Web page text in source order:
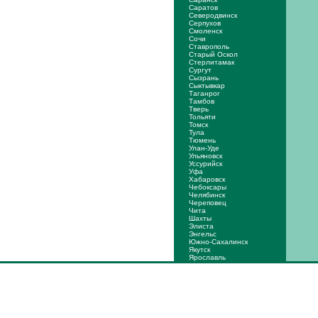
Саратов
Северодвинск
Серпухов
Смоленск
Сочи
Ставрополь
Старый Оскол
Стерлитамак
Сургут
Сызрань
Сыктывкар
Таганрог
Тамбов
Тверь
Тольяти
Томск
Тула
Тюмень
Улан-Уде
Ульяновск
Уссурийск
Уфа
Хабаровск
Чебоксары
Челябинск
Череповец
Чита
Шахты
Элиста
Энгельс
Южно-Сахалинск
Якутск
Ярослaвль